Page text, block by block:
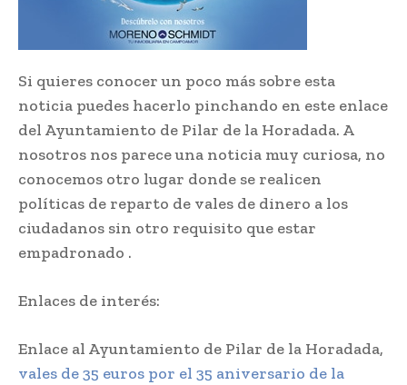
Si quieres conocer un poco más sobre esta
noticia puedes hacerlo pinchando en este enlace
del Ayuntamiento de Pilar de la Horadada. A
nosotros nos parece una noticia muy curiosa, no
conocemos otro lugar donde se realicen
políticas de reparto de vales de dinero a los
ciudadanos sin otro requisito que estar
empadronado .
Enlaces de interés:
Enlace al Ayuntamiento de Pilar de la Horadada,
vales de 35 euros por el 35 aniversario de la